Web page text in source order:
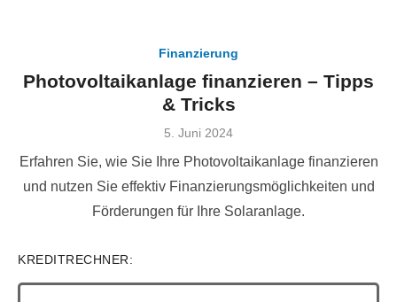
Finanzierung
Photovoltaikanlage finanzieren – Tipps
& Tricks
Veröffentlicht
5. Juni 2024
Erfahren Sie, wie Sie Ihre Photovoltaikanlage finanzieren
und nutzen Sie effektiv Finanzierungsmöglichkeiten und
Förderungen für Ihre Solaranlage.
KREDITRECHNER: